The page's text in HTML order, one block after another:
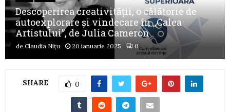
Descoperirea creativității, o călătorie de
autoexplorare și vindecare în „Calea
Artistului”, de Julia Cameron
de Claudia Nițu 20 ianuarie 2025 0
SHARE 0